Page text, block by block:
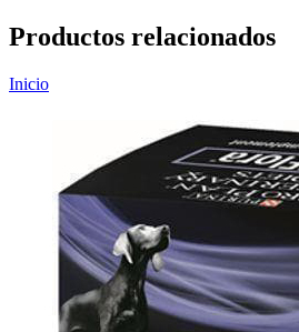
Productos relacionados
Inicio